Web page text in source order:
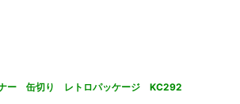
ー 缶切り レトロパッケージ KC292